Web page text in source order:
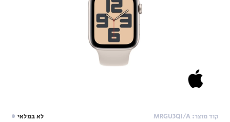
לא במלאי קוד מוצר: MRGU3QI/A